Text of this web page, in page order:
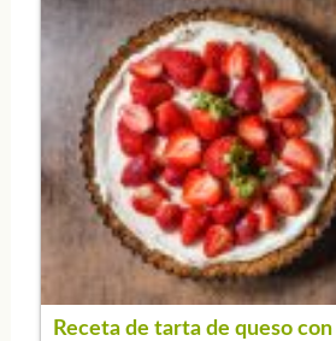
Receta de tarta de queso